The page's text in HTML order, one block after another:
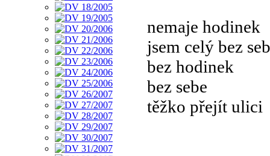
nemaje hodinek
jsem celý bez
bez hodinek
bez sebe
těžko přejít ulici